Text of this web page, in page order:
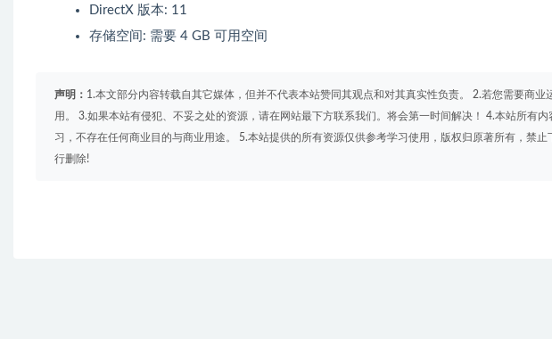
DirectX 版本: 11
存储空间: 需要 4 GB 可用空间
声明： 1.本文部分内容转载自其它媒体，但并不代表本站赞同其观点和对其真实性负责。 2.若您需要商
用。 3.如果本站有侵犯、不妥之处的资源，请在网站最下方联系我们。将会第一时间解决！ 4.本站所有
习，不存在任何商业目的与商业用途。 5.本站提供的所有资源仅供参考学习使用，版权归原著所有，禁
行删除!